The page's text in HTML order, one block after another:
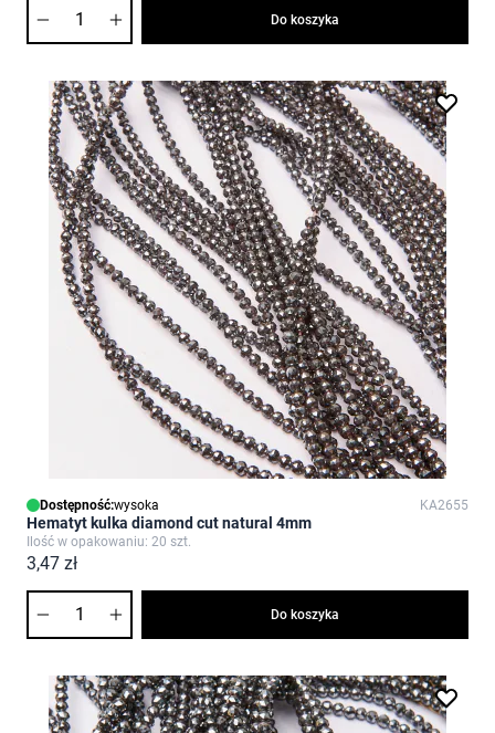
Do koszyka
Dostępność:wysoka KA2655
Hematyt kulka diamond cut natural 4mm
Ilość w opakowaniu: 20 szt.
3,47 zł
Do koszyka